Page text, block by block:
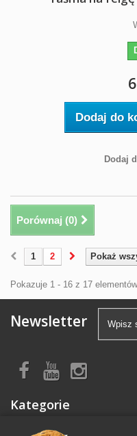
Dodaj do
Dodaj
Porównaj (0)
Pokaż
1 2
Pokazuje 1 - 16 z 17 elementów
Newsletter
Kategorie